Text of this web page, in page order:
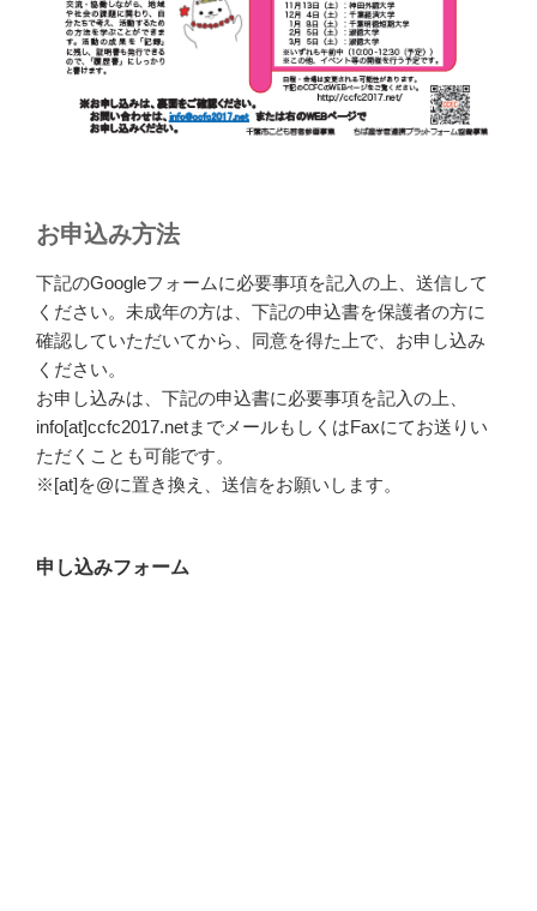
お申込み方法
下記のGoogleフォームに必要事項を記入の上、送信して
ください。未成年の方は、下記の申込書を保護者の方に
確認していただいてから、同意を得た上で、お申し込み
ください。
お申し込みは、下記の申込書に必要事項を記入の上、
info[at]ccfc2017.netまでメールもしくはFaxにてお送りい
ただくことも可能です。
※[at]を@に置き換え、送信をお願いします。
申し込みフォーム